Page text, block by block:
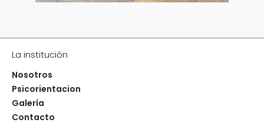
La institución
Nosotros
Psicorientacion
Galería
Contacto